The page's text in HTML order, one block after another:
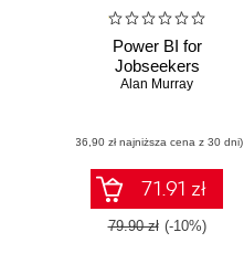
Power BI for
Jobseekers
Alan Murray
(36,90 zł najniższa cena z 30 dni)
71.91 zł
79.90 zł (-10%)